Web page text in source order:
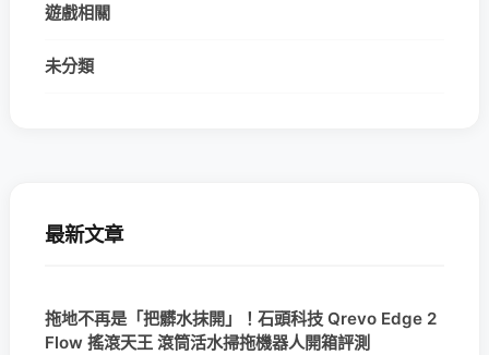
遊戲相關
未分類
最新文章
拖地不再是「把髒水抹開」！石頭科技 Qrevo Edge 2
Flow 搖滾天王 滾筒活水掃拖機器人開箱評測